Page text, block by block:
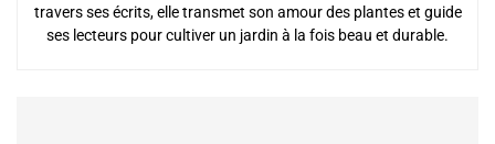
travers ses écrits, elle transmet son amour des plantes et guide
ses lecteurs pour cultiver un jardin à la fois beau et durable.